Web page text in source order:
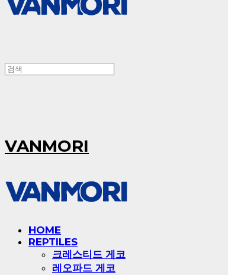
VANMORI
HOME
REPTILES
크레스티드 게코
레오파드 게코